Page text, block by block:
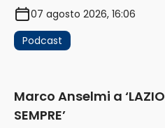
07 agosto 2026, 16:06
Podcast
Marco Anselmi a ‘LAZIO
SEMPRE’